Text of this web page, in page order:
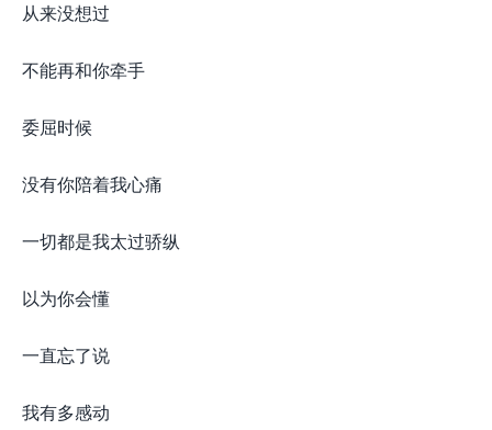
从来没想过
不能再和你牵手
委屈时候
没有你陪着我心痛
一切都是我太过骄纵
以为你会懂
一直忘了说
我有多感动